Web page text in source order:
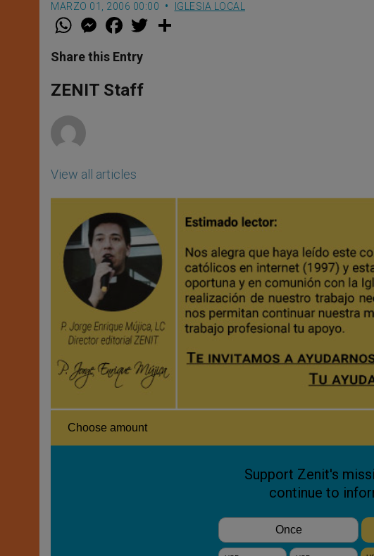
MARZO 01, 2006 00:00 IGLESIA LOCAL
W
t
s
p
p
M
e
s
e
g
e
F
a
e
b
o
k
w
Share this Entry
ZENIT Staff
View all articles